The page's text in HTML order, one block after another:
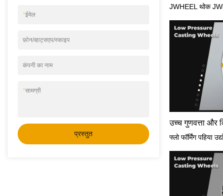
*ईमेल
फ़ोन/व्हाट्सएप/स्काइप
कंपनी का नाम
*सामग्री
प्रस्तुत